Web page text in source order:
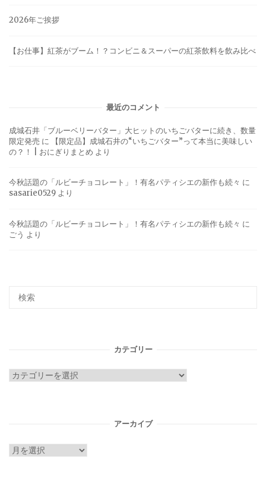
2026年ご挨拶
【お仕事】紅茶がブーム！？コンビニ＆スーパーの紅茶飲料を飲み比べ
最近のコメント
成城石井「ブルーベリーバター」大ヒットのいちごバターに続き、数量
限定発売 に
【限定品】成城石井の“いちごバター”って本当に美味しい
の？！ | おにぎりまとめ より
今秋話題の「ルビーチョコレート」！有名パティシエの新作も続々 に
sasarie0529 より
今秋話題の「ルビーチョコレート」！有名パティシエの新作も続々 に
ごう より
カテゴリー
カ
アーカイブ
ア